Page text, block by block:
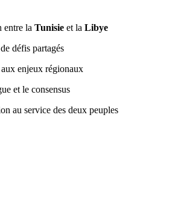
entre la Tunisie et la Libye
défis partagés.
enjeux régionaux.
et le consensus.
au service des deux peuples.